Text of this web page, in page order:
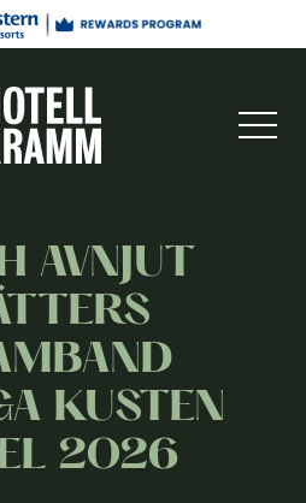
AVNJUT
KUSTEN
2026